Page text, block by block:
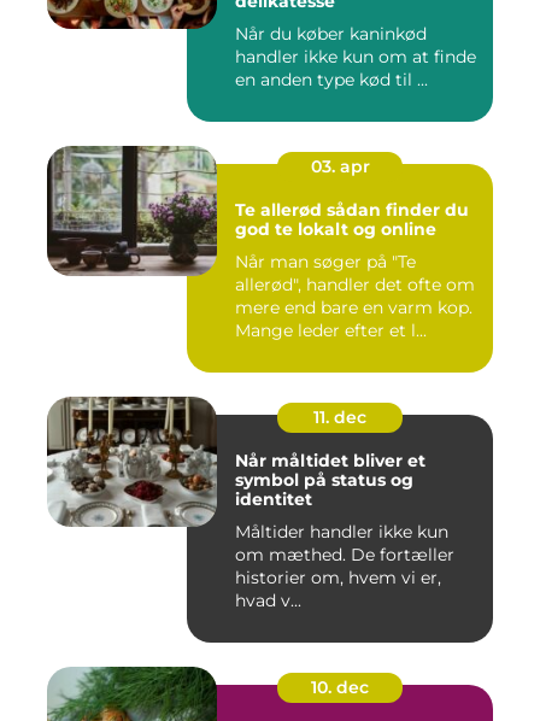
Når du køber kaninkød
handler ikke kun om at finde
en anden type kød til ...
03. apr
Te allerød sådan finder du
god te lokalt og online
Når man søger på "Te
allerød", handler det ofte om
mere end bare en varm kop.
Mange leder efter et l...
11. dec
Når måltidet bliver et
symbol på status og
identitet
Måltider handler ikke kun
om mæthed. De fortæller
historier om, hvem vi er,
hvad v...
10. dec